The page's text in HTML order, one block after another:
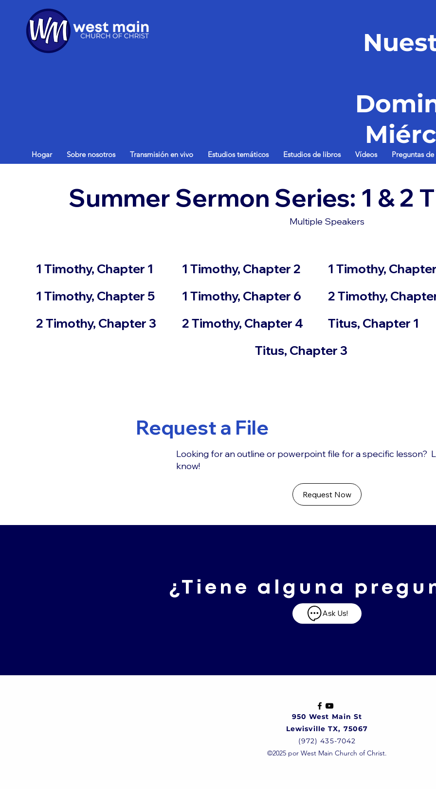
Hogar Sobre nosotros Transmisión en vivo Estudios temáticos Estudios de libros Vídeos Preguntas
Summer Sermon Series: 1 & 2
Multiple Speakers
1 Timothy, Chapter 1 1 Timothy, Chapter 2 1 Timothy,
1 Timothy, Chapter 5
1 Timothy, Chapter 6 2 Timothy,
2 Timothy, Chapter 3
2 Timothy, Chapter 4 Titus, Chapter 1
Titus, Chapter 3
Request a File
Looking for an outline or powerpoint file for a specific lesson?
know!
Request Now
¿Tiene alguna
Ask Us!
950 West Main St
Lewisville TX, 75067
(972) 435-7042
©2025 por West Main Church of Christ.